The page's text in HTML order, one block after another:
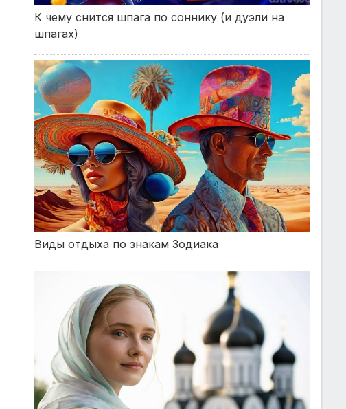
К чему снится шпага по соннику (и дуэли на
шпагах)
Виды отдыха по знакам Зодиака